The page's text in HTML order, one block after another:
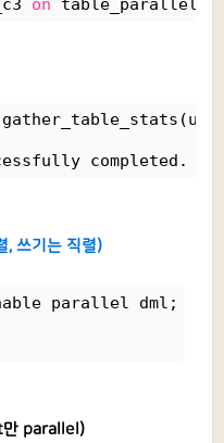
on
completed.
, 쓰기는 직렬)
parallel dml;
만 parallel)